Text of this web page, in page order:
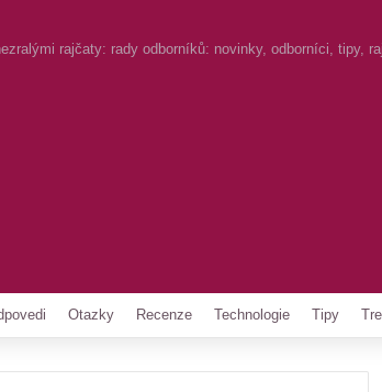
rajčaty: rady odborníků: novinky, odborníci, tipy,
Otazky Recenze Technologie Tipy